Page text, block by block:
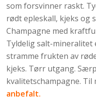
som forsvinner raskt.
rødt epleskall, kjeks og
Champagne med
Tyldelig salt-
stramme frukten av
kjeks. Tørr utgang.
kvalitetschampagne. Til
anbefalt.